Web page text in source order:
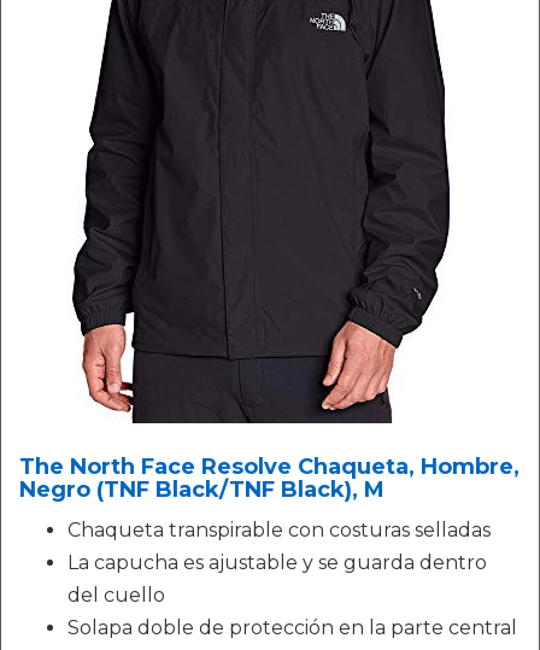
The North Face Resolve Chaqueta, Hombre,
Negro (TNF Black/TNF Black), M
Chaqueta transpirable con costuras selladas
La capucha es ajustable y se guarda dentro
del cuello
Solapa doble de protección en la parte central